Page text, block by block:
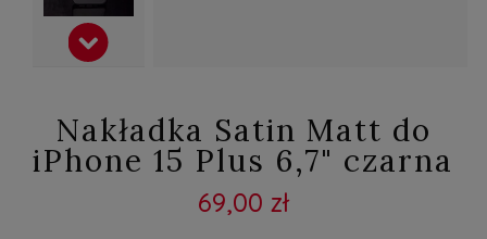
Nakładka Satin Matt do
iPhone 15 Plus 6,7" czarna
69,00 zł